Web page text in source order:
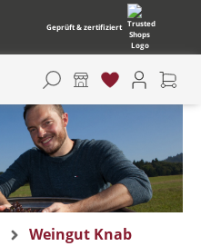
Geprüft & zertifiziert
Weingut Knab